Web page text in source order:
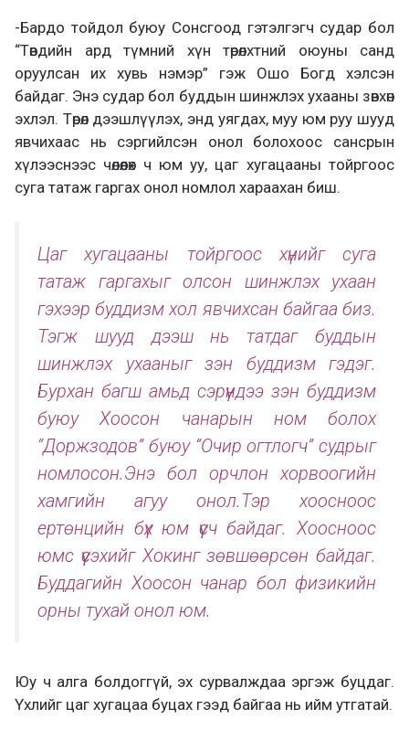
-Бардо тойдол буюу Сонсгоод гэтэлгэгч судар бол
“Төвдийн ард түмний хүн төрөлхтний оюуны санд
оруулсан их хувь нэмэр” гэж Ошо Богд хэлсэн
байдаг. Энэ судар бол буддын шинжлэх ухааны зөвхөн
эхлэл. Төрөл дээшлүүлэх, энд уягдах, муу юм руу шууд
явчихаас нь сэргийлсэн онол болохоос сансрын
хүлээснээс чөлөөлөх ч юм уу, цаг хугацааны тойргоос
суга татаж гаргах онол номлол хараахан биш.
Цаг хугацааны тойргоос хүнийг суга
татаж гаргахыг олсон шинжлэх ухаан
гэхээр буддизм хол явчихсан байгаа биз.
Тэгж шууд дээш нь татдаг буддын
шинжлэх ухааныг зэн буддизм гэдэг.
Бурхан багш амьд сэрүүндээ зэн буддизм
буюу Хоосон чанарын ном болох
“Доржзодов” буюу “Очир огтлогч” судрыг
номлосон.Энэ бол орчлон хорвоогийн
хамгийн агуу онол.Тэр хоосноос
ертөнцийн бүх юм үүсч байдаг. Хоосноос
юмс үүсэхийг Хокинг зөвшөөрсөн байдаг.
Буддагийн Хоосон чанар бол физикийн
орны тухай онол юм.
Юу ч алга болдоггүй, эх сурвалждаа эргэж буцдаг.
Үхлийг цаг хугацаа буцах гээд байгаа нь ийм утгатай.